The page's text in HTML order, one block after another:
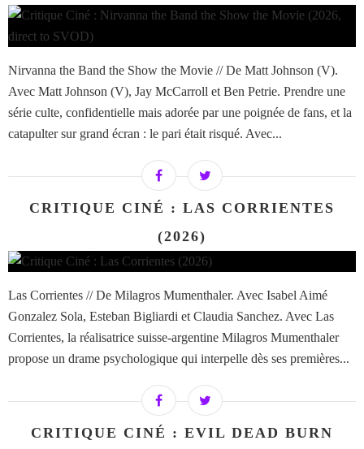
Nirvanna the Band the Show the Movie // De Matt Johnson (V).
Avec Matt Johnson (V), Jay McCarroll et Ben Petrie. Prendre une
série culte, confidentielle mais adorée par une poignée de fans, et la
catapulter sur grand écran : le pari était risqué. Avec...
CRITIQUE CINÉ : LAS CORRIENTES
(2026)
Las Corrientes // De Milagros Mumenthaler. Avec Isabel Aimé
Gonzalez Sola, Esteban Bigliardi et Claudia Sanchez. Avec Las
Corrientes, la réalisatrice suisse-argentine Milagros Mumenthaler
propose un drame psychologique qui interpelle dès ses premières...
CRITIQUE CINÉ : EVIL DEAD BURN